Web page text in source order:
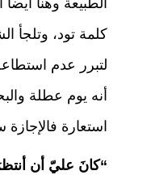
الطبيعة وهنا
كلمة تود، وتلجأ
لتبرر عدم
أنه يوم عطلة
استعارة
“كانَ عليّ أن